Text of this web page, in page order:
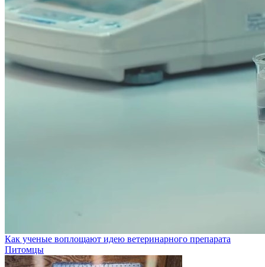
Как ученые воплощают идею ветеринарного препарата
Питомцы